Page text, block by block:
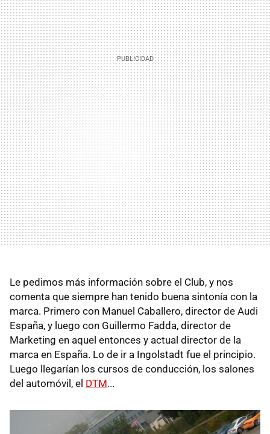
Le pedimos más información sobre el Club, y nos
comenta que siempre han tenido buena sintonía con la
marca. Primero con Manuel Caballero, director de Audi
España, y luego con Guillermo Fadda, director de
Marketing en aquel entonces y actual director de la
marca en España. Lo de ir a Ingolstadt fue el principio.
Luego llegarían los cursos de conducción, los salones
del automóvil, el DTM...